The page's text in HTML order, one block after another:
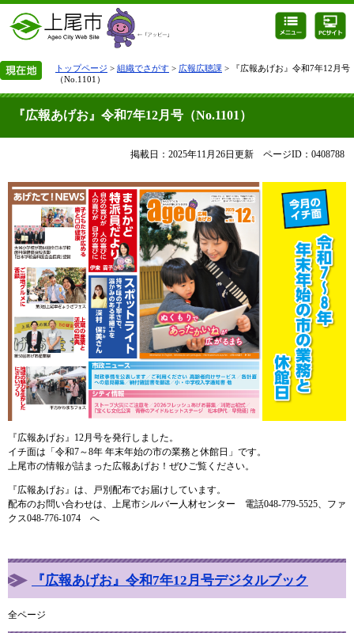
トップページ > 組織でさがす > 広報広聴課 > 『広報あげお』令和7年12月号
（No.1101）
『広報あげお』令和7年12月号（No.1101）
掲載日：2025年11月26日更新 ページID：0408788
『広報あげお』12月号を発行しました。
イチ面は「令和7～8年 年末年始の市の業務と休館日」です。
上尾市の情報が詰まった広報あげお！ぜひご覧ください。
『広報あげお』は、戸別配布でお届けしています。
配布のお問い合わせは、上尾市シルバー人材センター 電話048-779-5525、ファ
クス048-776-1074 へ
『広報あげお』令和7年12月号デジタルブック
全ページ